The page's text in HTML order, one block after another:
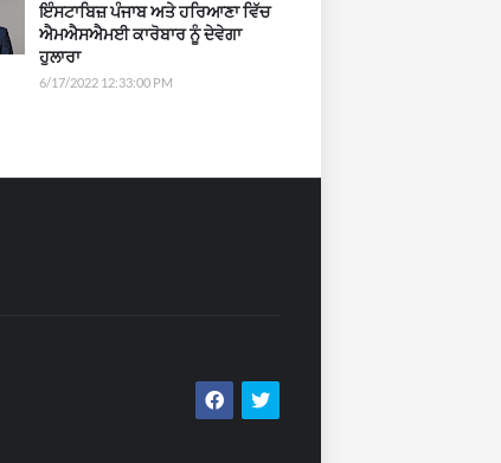
ਇੰਸਟਾਬਿਜ਼ ਪੰਜਾਬ ਅਤੇ ਹਰਿਆਣਾ ਵਿੱਚ
ਐਮਐਸਐਮਈ ਕਾਰੋਬਾਰ ਨੂੰ ਦੇਵੇਗਾ
ਹੁਲਾਰਾ
6/17/2022 12:33:00 PM